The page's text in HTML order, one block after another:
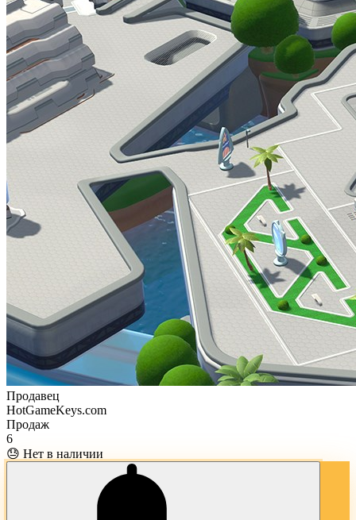
Продавец
HotGameKeys.com
Продаж
6
😓 Нет в наличии